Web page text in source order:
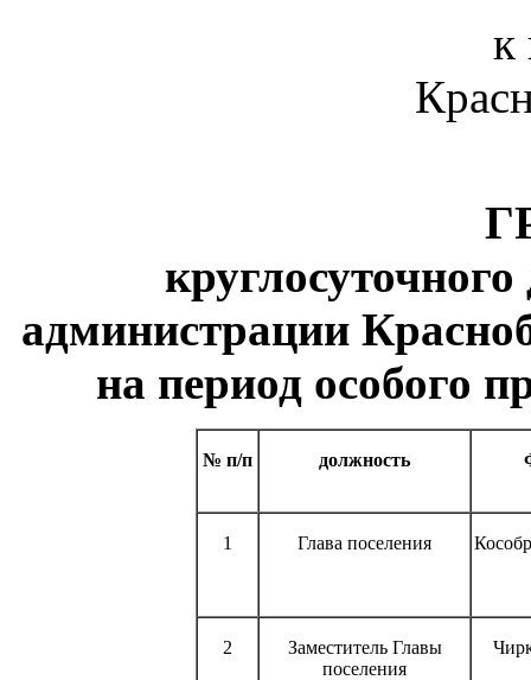
к
администрации
на период особого
№ п/п должность
1 Глава поселения
2
Заместитель Главы
поселения